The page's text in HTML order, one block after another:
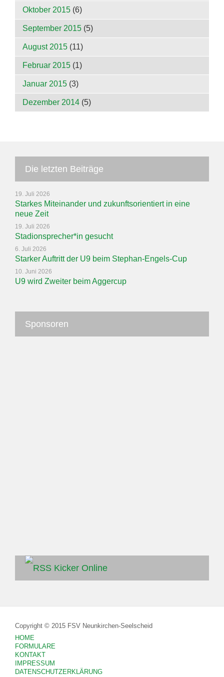
Oktober 2015 (6)
September 2015 (5)
August 2015 (11)
Februar 2015 (1)
Januar 2015 (3)
Dezember 2014 (5)
Die letzten Beiträge
19. Juli 2026
Starkes Miteinander und zukunftsorientiert in eine
neue Zeit
19. Juli 2026
Stadionsprecher*in gesucht
6. Juli 2026
Starker Auftritt der U9 beim Stephan-Engels-Cup
10. Juni 2026
U9 wird Zweiter beim Aggercup
Sponsoren
Kicker Online
Copyright © 2015 FSV Neunkirchen-Seelscheid
HOME
FORMULARE
KONTAKT
IMPRESSUM
DATENSCHUTZERKLÄRUNG